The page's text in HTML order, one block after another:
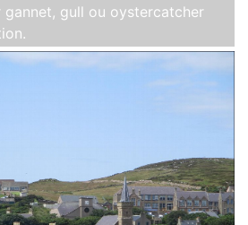
gull ou oystercatcher